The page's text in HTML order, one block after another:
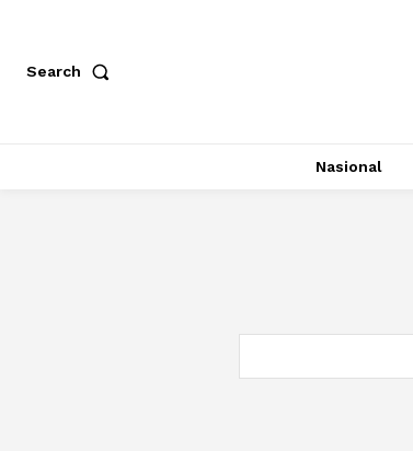
Search
Nasional